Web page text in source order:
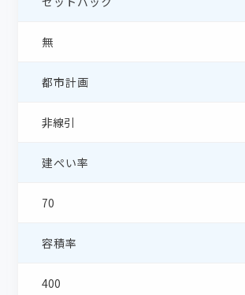
無
都市計画
非線引
建ぺい率
70
容積率
400